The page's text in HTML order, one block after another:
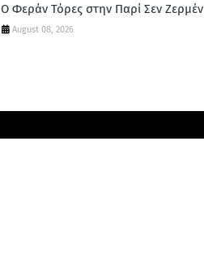
Ο Φεράν Τόρες στην Παρί Σεν Ζερμέν
August 08, 2026